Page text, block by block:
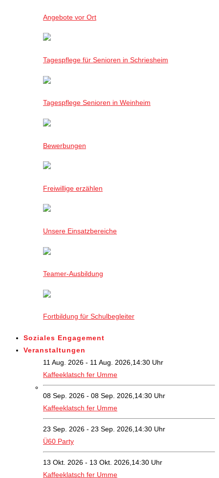
Angebote vor Ort
Tagespflege für Senioren in Schriesheim
Tagespflege Senioren in Weinheim
Bewerbungen
Freiwillige erzählen
Unsere Einsatzbereiche
Teamer-Ausbildung
Fortbildung für Schulbegleiter
Soziales Engagement
Veranstaltungen
11 Aug. 2026 - 11 Aug. 2026,14:30 Uhr
Kaffeeklatsch fer Umme
08 Sep. 2026 - 08 Sep. 2026,14:30 Uhr
Kaffeeklatsch fer Umme
23 Sep. 2026 - 23 Sep. 2026,14:30 Uhr
Ü60 Party
13 Okt. 2026 - 13 Okt. 2026,14:30 Uhr
Kaffeeklatsch fer Umme